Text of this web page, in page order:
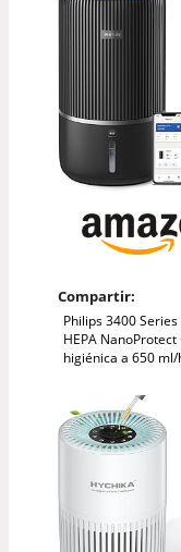
Compartir:
Philips 3400
HEPA
higiénica a 650 ml/